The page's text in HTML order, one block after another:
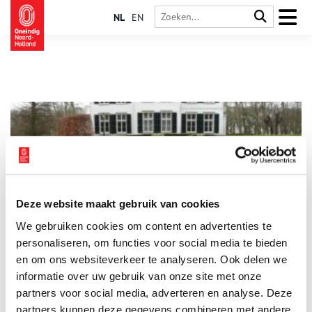
Deze website maakt gebruik van cookies
We gebruiken cookies om content en advertenties te
personaliseren, om functies voor social media te bieden
en om ons websiteverkeer te analyseren. Ook delen we
informatie over uw gebruik van onze site met onze
partners voor social media, adverteren en analyse. Deze
partners kunnen deze gegevens combineren met andere
NL EN
De buitenplaats heeft deel uitgemaakt van de Heerlijkheid
Bergen die in 1642 door Anthonis Studler van Zurck is
gekocht en die in de 19e eeuw in handen kwam van de familie
Van Reenen. De Van Reenens hebben grote invloed gehad op
de ontwikkeling van Bergen door onder andere de stichting
van de badplaats Bergen aan Zee en de ontwikkeling van
villawijk ‘Van Reenenpark’. De huidige eigenaar van de